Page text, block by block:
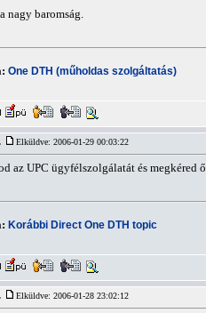
nagy baromság.
One DTH (műholdas szolgáltatás)
Elküldve: 2006-01-29 00:03:22
az UPC ügyfélszolgálatát és megkéred
Korábbi Direct One DTH topic
Elküldve: 2006-01-28 23:02:12